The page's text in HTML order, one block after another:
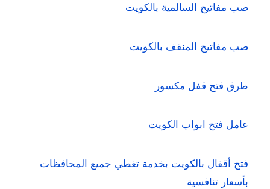
صب مفاتيح السالمية بالكويت
صب مفاتيح المنقف بالكويت
طرق فتح قفل مكسور
عامل فتح ابواب الكويت
فتح أقفال بالكويت بخدمة تغطي جميع المحافظات
بأسعار تنافسية